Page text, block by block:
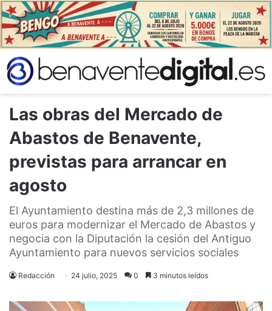
Las obras del Mercado de
Abastos de Benavente,
previstas para arrancar en
agosto
El Ayuntamiento destina más de 2,3 millones de
euros para modernizar el Mercado de Abastos y
negocia con la Diputación la cesión del Antiguo
Ayuntamiento para nuevos servicios sociales
Redacción 24 julio, 2025 0 3 minutos leídos